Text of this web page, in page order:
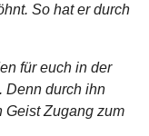
So hat er durch
für euch in der
Denn durch ihn
Geist Zugang zum